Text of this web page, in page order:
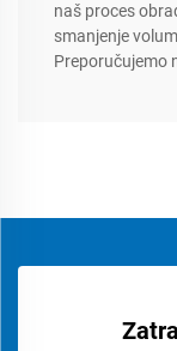
naš proces
smanjenje
Preporučujemo